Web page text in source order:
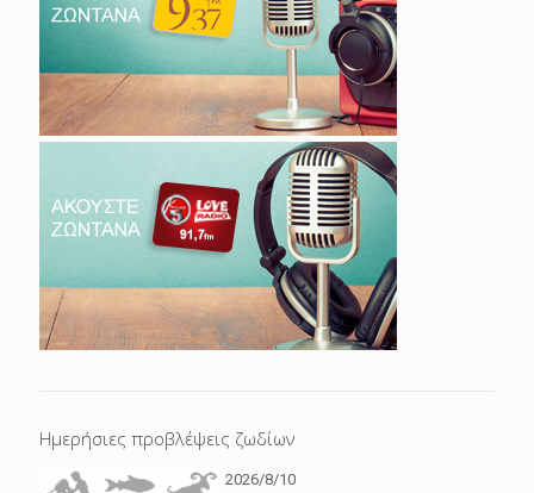
Ημερήσιες προβλέψεις ζωδίων
2026/8/10